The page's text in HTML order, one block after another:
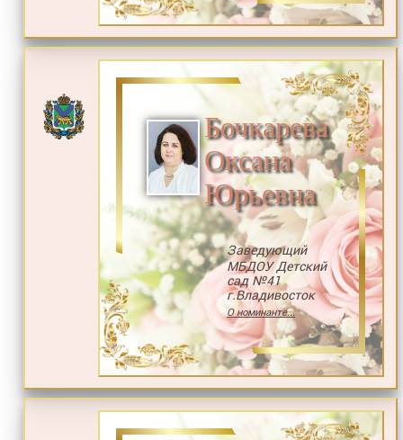
Бочкарева
Оксана
Юрьевна
Заведующий
МБДОУ Детский
сад №41
г.Владивосток
О номинанте...